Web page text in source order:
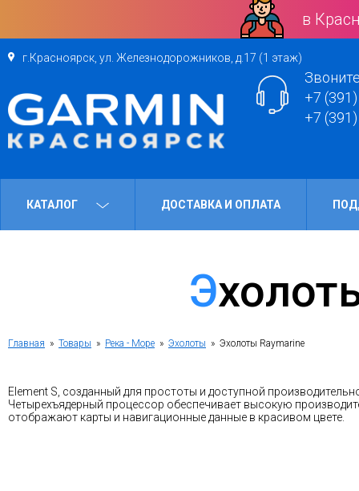
в
г.Красноярск, ул. Железнодорожников, д.17 (1 этаж)
+7
+7
КАТАЛОГ ДОСТАВКА И ОПЛАТА
Главная » Товары » Река - Море » Эхолоты » Эхолоты Raymarine
Element S, созданный для простоты и доступной
Четырехъядерный процессор обеспечивает высокую
отображают карты и навигационные данные в красивом цвете.